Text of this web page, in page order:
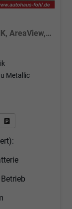
1.5 TSI eHybrid 150 kW Life Life, AHK, AreaView, Side, Navi, Winter, 5-J. Garantie
Metallic
(PDF)